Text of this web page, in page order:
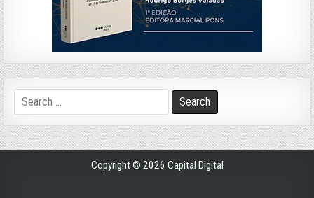
Search
for:
Copyright © 2026 Capital Digital